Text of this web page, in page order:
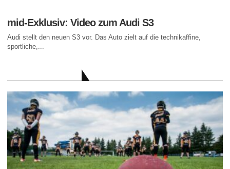
mid-Exklusiv: Video zum Audi S3
Audi stellt den neuen S3 vor. Das Auto zielt auf die technikaffine,
sportliche,...